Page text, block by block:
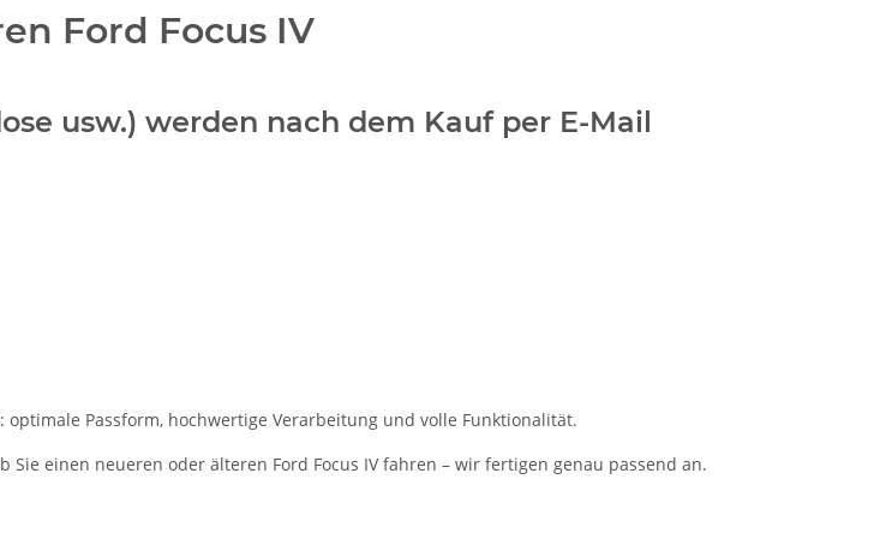
Ford Focus IV
usw.) werden nach dem Kauf per E-Mail
optimale Passform, hochwertige Verarbeitung und volle Funktionalität.
einen neueren oder älteren Ford Focus IV fahren – wir fertigen genau passend an.